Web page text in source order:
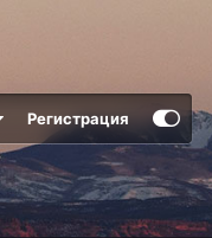
Регистрация